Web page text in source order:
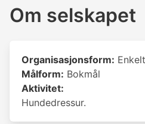
Om selskapet
Organisasjonsform:
Målform: Bokmål
Aktivitet:
Hundedressur.